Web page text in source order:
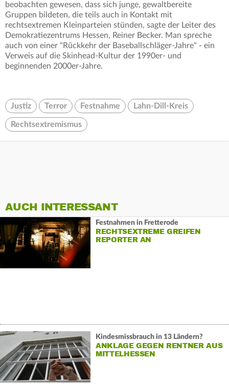
beobachten gewesen, dass sich junge, gewaltbereite
Gruppen bildeten, die teils auch in Kontakt mit
rechtsextremen Kleinparteien stünden, sagte der Leiter des
Demokratiezentrums Hessen, Reiner Becker. Man spreche
auch von einer "Rückkehr der Baseballschläger-Jahre" - ein
Verweis auf die Skinhead-Kultur der 1990er- und
beginnenden 2000er-Jahre.
Justiz Terror Festnahme Lahn-Dill-Kreis
Rechtsextremismus
AUCH INTERESSANT
Festnahmen in Fretterode
RECHTSEXTREME GREIFEN
REPORTER AN
Kindesmissbrauch in 13 Ländern?
ANKLAGE GEGEN RENTNER AUS
MITTELHESSEN